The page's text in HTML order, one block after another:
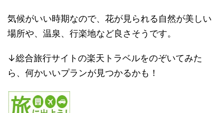
気候がいい時期なので、花が見られる自然が美しい
場所や、温泉、行楽地など良さそうです。
↓総合旅行サイトの楽天トラベルをのぞいてみた
ら、何かいいプランが見つかるかも！